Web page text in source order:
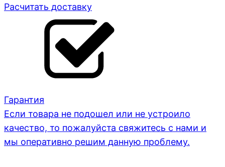
Расчитать доставку
Гарантия
Если товара не подошел или не устроило
качество, то пожалуйста свяжитесь с нами и
мы оперативно решим данную проблему.